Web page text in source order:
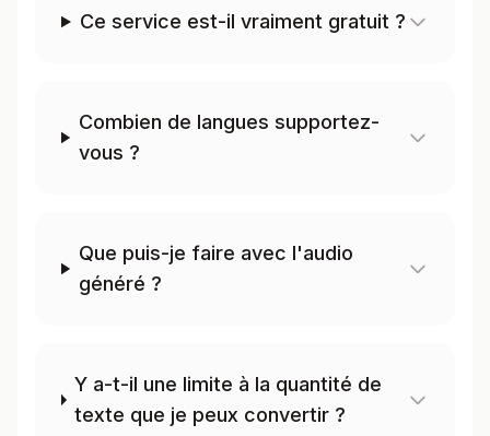
Ce service est-il vraiment gratuit ?
Combien de langues supportez-
vous ?
Que puis-je faire avec l'audio
généré ?
Y a-t-il une limite à la quantité de
texte que je peux convertir ?